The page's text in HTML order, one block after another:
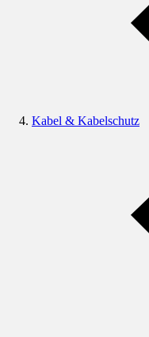
Kabel & Kabelschutz